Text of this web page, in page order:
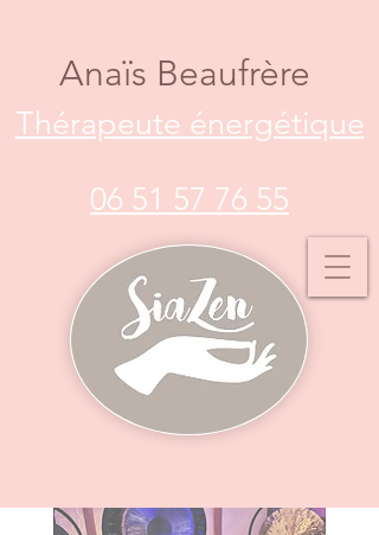
Anaïs Beaufrère
Thérapeute énergétique
06 51 57 76 55